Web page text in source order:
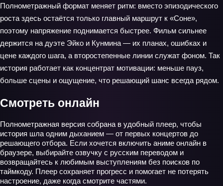
Полнометражный формат меняет ритм: вместо эпизодического
роста здесь остаётся только главный маршрут к «Соне»,
поэтому напряжение поднимается быстрее. Фильм сильнее
держится на дуэте Эйко и Кунмина — их планах, ошибках и
цене каждого шага, а второстепенные линии служат фоном. Так
история работает как концентрат мотивации: меньше пауз,
больше сцены и ощущение, что решающий шанс всегда рядом.
Смотреть онлайн
Полнометражная версия собрана в удобный плеер, чтобы
история шла одним дыханием — от первых концертов до
решающего отбора. Если хочется включить аниме онлайн в
браузере, выбирайте озвучку с русским переводом и
возвращайтесь к любимым выступлениям без поисков по
таймкоду. Плеер сохраняет прогресс и помогает не потерять
настроение, даже когда смотрите частями.